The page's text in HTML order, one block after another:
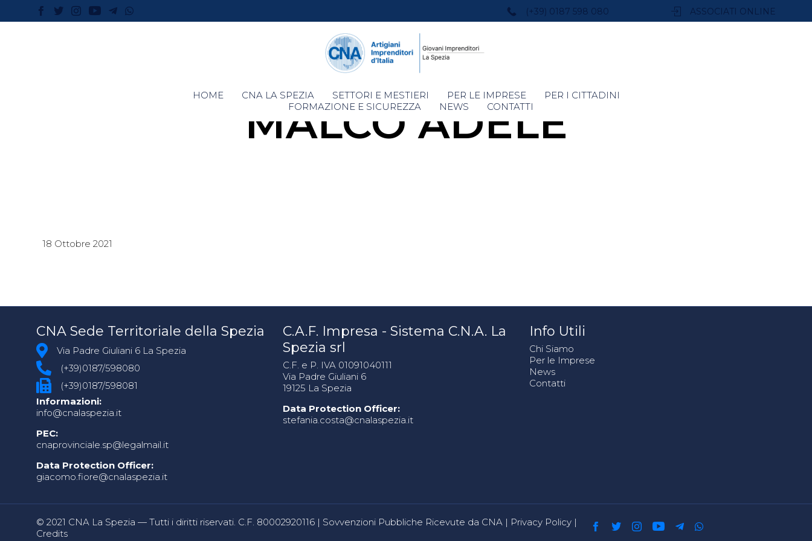
(+39) 0187 598 080 ASSOCIATI ONLINE
Skip
to
HOME CNA LA SPEZIA SETTORI E MESTIERI PER LE IMPRESE
PER I CITTADINI
FORMAZIONE E SICUREZZA
NEWS CONTATTI
MALCO ADELE
18 Ottobre 2021
CNA Sede Territoriale della Spezia
Via Padre Giuliani 6 La Spezia
(+39)0187/598080
(+39)0187/598081
Informazioni:
info@cnalaspezia.it
PEC:
cnaprovinciale.sp@legalmail.it
Data Protection Officer:
giacomo.fiore@cnalaspezia.it
C.A.F. Impresa - Sistema C.N.A. La
Spezia srl
C.F. e P. IVA 01091040111
Via Padre Giuliani 6
19125 La Spezia
Data Protection Officer:
stefania.costa@cnalaspezia.it
Info Utili
Chi Siamo
Per le Imprese
News
Contatti
© 2021 CNA La Spezia — Tutti i diritti riservati. C.F. 80002920116 | Sovvenzioni Pubbliche Ricevute da CNA | Privacy Policy |
Credits